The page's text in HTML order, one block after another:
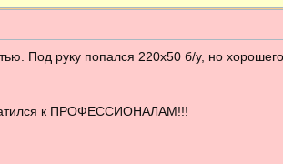
Под руку попался 220х50 б/у, но хорошего
к ПРОФЕССИОНАЛАМ!!!